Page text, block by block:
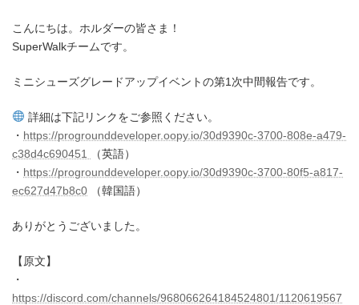
こんにちは。ホルダーの皆さま！
SuperWalkチームです。
ミニシューズグレードアップイベントの第1次中間報告です。
詳細は下記リンクをご参照ください。
・ https://progrounddeveloper.oopy.io/30d9390c-3700-808e-a479-
c38d4c690451
（英語）
・ https://progrounddeveloper.oopy.io/30d9390c-3700-80f5-a817-
ec627d47b8c0 （韓国語）
ありがとうございました。
【原文】
・
https://discord.com/channels/968066264184524801/1120619567